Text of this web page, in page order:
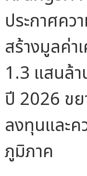
ประกาศคว
สร้างมูลค่า
1.3 แสนล้
ปี 2026 ข
ลงทุนและค
ภูมิภาค